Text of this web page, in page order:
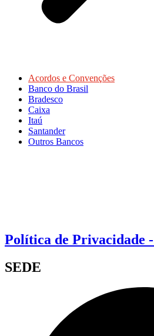
Acordos e Convenções
Banco do Brasil
Bradesco
Caixa
Itaú
Santander
Outros Bancos
Política de Privacidade
SEDE